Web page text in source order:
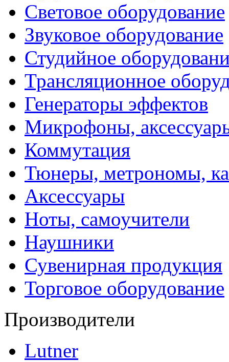
Световое оборудование
Звуковое оборудование
Студийное
Трансляционное
Генераторы эффектов
Микрофоны,
Коммутация
Тюнеры, метрономы,
Аксессуары
Ноты, самоучители
Наушники
Сувенирная продукция
Торговое оборудование
Производители
Lutner